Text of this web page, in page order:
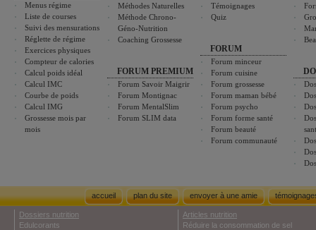
Menus régime
Liste de courses
Suivi des mensurations
Réglette de régime
Exercices physiques
Compteur de calories
Calcul poids idéal
Calcul IMC
Courbe de poids
Calcul IMG
Grossesse mois par
mois
Méthodes Naturelles
Méthode Chrono-
Géno-Nutrition
Coaching Grossesse
FORUM PREMIUM
Forum Savoir Maigrir
Forum Montignac
Forum MentalSlim
Forum SLIM data
Témoignages
Quiz
FORUM
Forum minceur
Forum cuisine
Forum grossesse
Forum maman bébé
Forum psycho
Forum forme santé
Forum beauté
Forum communauté
accueil plan du site envoyer à une amie
Dossiers nutrition
Edulcorants
Articles nutrition
Réduire la consommation de sel